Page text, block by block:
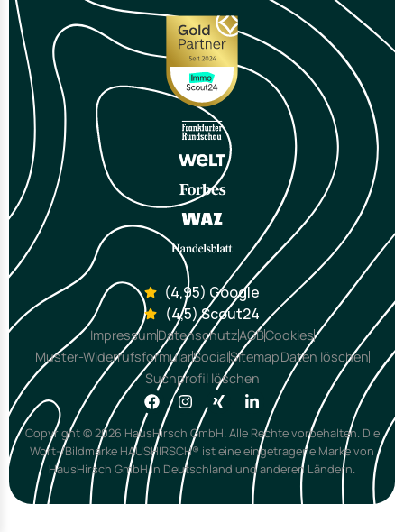
(4,95) Google
(4,5) Scout24
ImpressumDatenschutzAGBCookies
Muster-WiderrufsformularSocialSitemapDaten löschen
Suchprofil löschen
Copyright © 2026 HausHirsch GmbH. Alle Rechte vorbehalten. Die
Wort-/Bildmarke HAUSHIRSCH® ist eine eingetragene Marke von
HausHirsch GmbH in Deutschland und anderen Ländern.